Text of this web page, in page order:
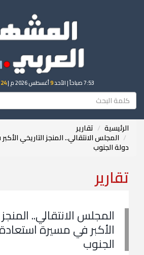
7:53 صباحاً | الأحد9أغسطس 2026 م | 24
الرئيسية تقارير
المجلس الانتقالي.. المنجز التاريخي
دولة الجنوب
تقارير
المجلس الانتقالي..
الأكبر في مسيرة
الجنوب